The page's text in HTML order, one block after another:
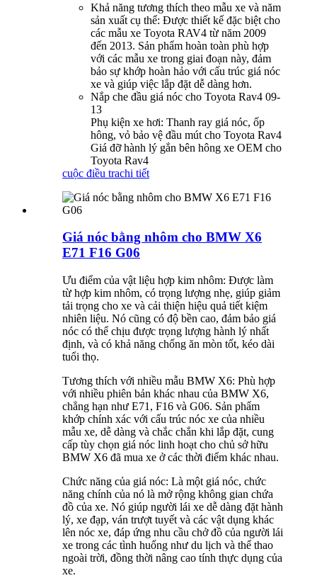
Khả năng tương thích theo mẫu xe và năm
sản xuất cụ thể: Được thiết kế đặc biệt cho
các mẫu xe Toyota RAV4 từ năm 2009
đến 2013. Sản phẩm hoàn toàn phù hợp
với các mẫu xe trong giai đoạn này, đảm
bảo sự khớp hoàn hảo với cấu trúc giá nóc
xe và giúp việc lắp đặt dễ dàng hơn.
Nắp che đầu giá nóc cho Toyota Rav4 09-
13
Phụ kiện xe hơi: Thanh ray giá nóc, ốp
hông, vỏ bảo vệ đầu mút cho Toyota Rav4
Giá đỡ hành lý gắn bên hông xe OEM cho
Toyota Rav4
cuộc điều trachi tiết
Giá nóc bằng nhôm cho BMW X6
E71 F16 G06
Ưu điểm của vật liệu hợp kim nhôm: Được làm
từ hợp kim nhôm, có trọng lượng nhẹ, giúp giảm
tải trọng cho xe và cải thiện hiệu quả tiết kiệm
nhiên liệu. Nó cũng có độ bền cao, đảm bảo giá
nóc có thể chịu được trọng lượng hành lý nhất
định, và có khả năng chống ăn mòn tốt, kéo dài
tuổi thọ.
Tương thích với nhiều mẫu BMW X6: Phù hợp
với nhiều phiên bản khác nhau của BMW X6,
chẳng hạn như E71, F16 và G06. Sản phẩm
khớp chính xác với cấu trúc nóc xe của nhiều
mẫu xe, dễ dàng và chắc chắn khi lắp đặt, cung
cấp tùy chọn giá nóc linh hoạt cho chủ sở hữu
BMW X6 đã mua xe ở các thời điểm khác nhau.
Chức năng của giá nóc: Là một giá nóc, chức
năng chính của nó là mở rộng không gian chứa
đồ của xe. Nó giúp người lái xe dễ dàng đặt hành
lý, xe đạp, ván trượt tuyết và các vật dụng khác
lên nóc xe, đáp ứng nhu cầu chở đồ của người lái
xe trong các tình huống như du lịch và thể thao
ngoài trời, đồng thời nâng cao tính thực dụng của
xe.